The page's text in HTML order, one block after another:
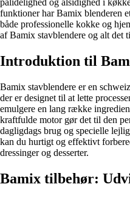
funktioner har Bamix blenderen
både professionelle kokke og
af Bamix stavblendere og alt det
Introduktion til
Bamix stavblendere er en
der er designet til at lette
emulgere en lang række
kraftfulde motor gør det til den
dagligdags brug og specielle
kan du hurtigt og effektivt
dressinger og desserter.
Bamix tilbehør: